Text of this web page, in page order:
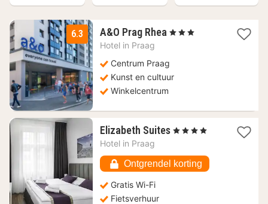
6.3 A&O Prag Rhea 2
51,61
€
, 3 Sterren
Hotel in Praag
Centrum Praag
Kunst en cultuur
Winkelcentrum
Elizabeth Suites 1
85,74
€
, 4 Sterren
Hotel in Praag
Ontgrendel korting
Gratis Wi-Fi
Fietsverhuur